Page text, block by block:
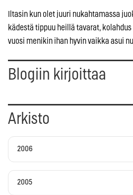
Iltasin kun olet juuri nukahtamassa
kädestä tippuu heillä tavarat,
vuosi menikin ihan hyvin vaikka asui
Blogiin kirjoittaa
Arkisto
2006
2005